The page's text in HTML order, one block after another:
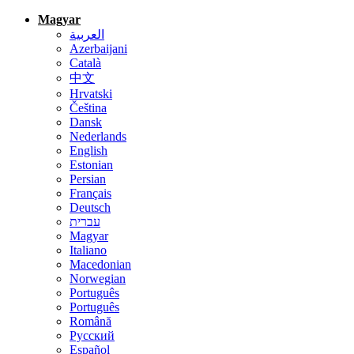
Magyar
العربية
Azerbaijani
Català
中文
Hrvatski
Čeština
Dansk
Nederlands
English
Estonian
Persian
Français
Deutsch
עברית
Magyar
Italiano
Macedonian
Norwegian
Português
Português
Română
Русский
Español